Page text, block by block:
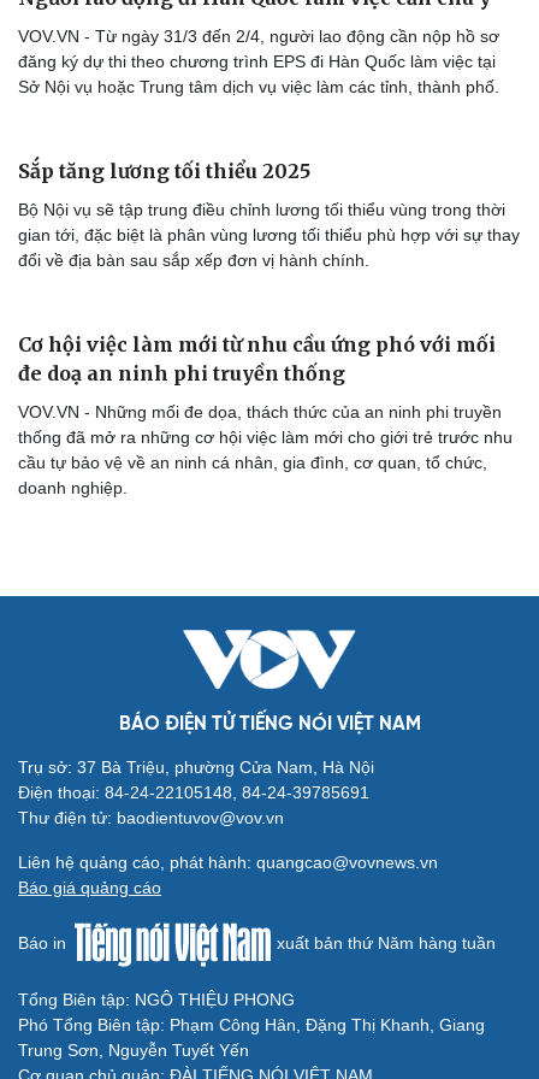
VOV.VN - Từ ngày 31/3 đến 2/4, người lao động cần nộp hồ sơ
đăng ký dự thi theo chương trình EPS đi Hàn Quốc làm việc tại
Sở Nội vụ hoặc Trung tâm dịch vụ việc làm các tỉnh, thành phố.
Sắp tăng lương tối thiểu 2025
Bộ Nội vụ sẽ tập trung điều chỉnh lương tối thiểu vùng trong thời
gian tới, đặc biệt là phân vùng lương tối thiểu phù hợp với sự thay
đổi về địa bàn sau sắp xếp đơn vị hành chính.
Cơ hội việc làm mới từ nhu cầu ứng phó với mối
đe doạ an ninh phi truyền thống
VOV.VN - Những mối đe dọa, thách thức của an ninh phi truyền
thống đã mở ra những cơ hội việc làm mới cho giới trẻ trước nhu
cầu tự bảo vệ về an ninh cá nhân, gia đình, cơ quan, tổ chức,
doanh nghiệp.
BÁO ĐIỆN TỬ TIẾNG NÓI VIỆT NAM
Trụ sở: 37 Bà Triệu, phường Cửa Nam, Hà Nội
Điện thoại: 84-24-22105148, 84-24-39785691
Thư điện tử: baodientuvov@vov.vn
Liên hệ quảng cáo, phát hành: quangcao@vovnews.vn
Báo giá quảng cáo
Báo in xuất bản thứ Năm hàng tuần
Tổng Biên tập: NGÔ THIỆU PHONG
Phó Tổng Biên tập: Phạm Công Hân, Đặng Thị Khanh, Giang
Trung Sơn, Nguyễn Tuyết Yến